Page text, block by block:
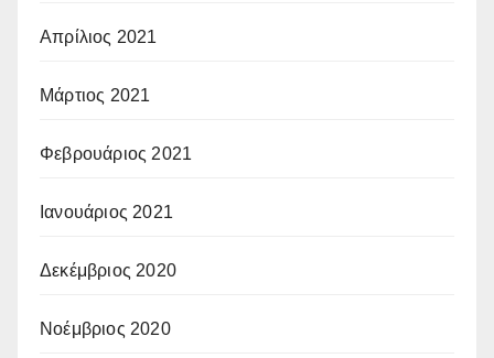
Απρίλιος 2021
Μάρτιος 2021
Φεβρουάριος 2021
Ιανουάριος 2021
Δεκέμβριος 2020
Νοέμβριος 2020